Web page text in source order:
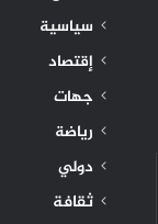
سياسية
إقتصاد
جهات
رياضة
دولي
ثقافة